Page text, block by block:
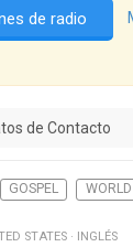
de radio
de Contacto
GOSPEL WORLD
STATES · INGLÉS